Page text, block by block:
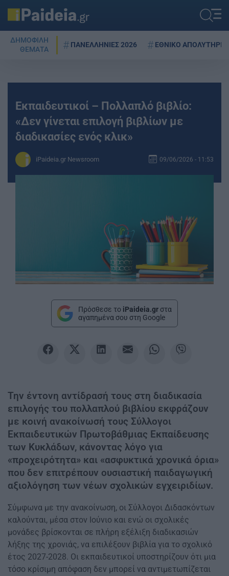
ΔΗΜΟΦΙΛΗ
ΘΕΜΑΤΑ
ΠΑΝΕΛΛΗΝΙΕΣ 2026 ΕΘΝΙΚΟ ΑΠΟΛΥΤΗΡΙΟ
Εκπαιδευτικοί – Πολλαπλό βιβλίο:
«Δεν γίνεται επιλογή βιβλίων με
διαδικασίες ενός κλικ»
iPaideia.gr Newsroom 09/06/2026 - 11:53
Πρόσθεσε το iPaideia.gr στα
αγαπημένα σου στη Google
Την έντονη αντίδρασή τους στη διαδικασία
επιλογής του πολλαπλού βιβλίου εκφράζουν
με κοινή ανακοίνωσή τους Σύλλογοι
Εκπαιδευτικών Πρωτοβάθμιας Εκπαίδευσης
των Κυκλάδων, κάνοντας λόγο για
«προχειρότητα» και «ασφυκτικά χρονικά όρια»
που δεν επιτρέπουν ουσιαστική παιδαγωγική
αξιολόγηση των νέων σχολικών εγχειριδίων.
Σύμφωνα με την ανακοίνωση, οι Σύλλογοι Διδασκόντων
καλούνται, μέσα στον Ιούνιο και ενώ οι σχολικές
μονάδες βρίσκονται σε πλήρη εξέλιξη διαδικασιών
λήξης της χρονιάς, να επιλέξουν βιβλία για το σχολικό
έτος 2027-2028. Οι εκπαιδευτικοί υποστηρίζουν ότι μια
τόσο κρίσιμη απόφαση δεν μπορεί να αντιμετωπίζεται